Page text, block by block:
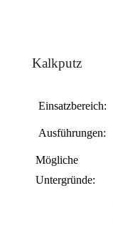
Kalkputz
Einsatzbereich:
Ausführungen:
Mögliche
Untergründe: